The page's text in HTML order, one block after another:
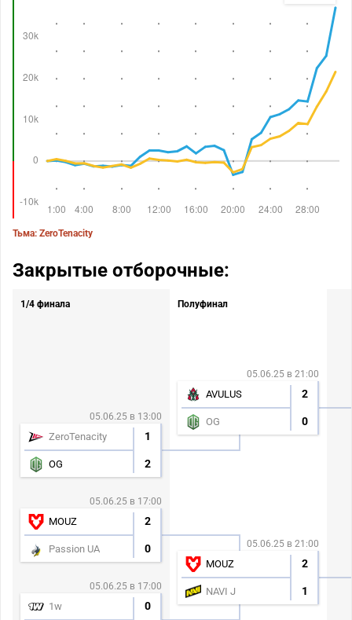
Тьма: ZeroTenacity
Закрытые отборочные:
1/4 финала
05.06.25 в 13:00
ZeroTenacity 1
OG 2
05.06.25 в 17:00
MOUZ 2
Passion UA 0
05.06.25 в 17:00
1w 0
Полуфинал
05.06.25 в 21:00
AVULUS 2
OG 0
05.06.25 в 21:00
MOUZ 2
NAVI J 1